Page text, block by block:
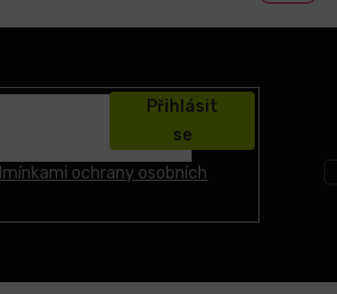
ochrany osobních
Přihlásit
se